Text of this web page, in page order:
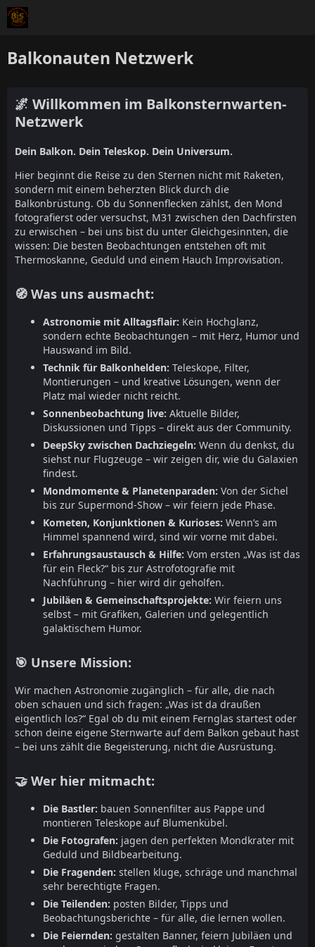
Balkonauten Netzwerk
🌌 Willkommen im Balkonsternwarten-
Netzwerk
Dein Balkon. Dein Teleskop. Dein Universum.
Hier beginnt die Reise zu den Sternen nicht mit Raketen,
sondern mit einem beherzten Blick durch die
Balkonbrüstung. Ob du Sonnenflecken zählst, den Mond
fotografierst oder versuchst, M31 zwischen den Dachfirsten
zu erwischen – bei uns bist du unter Gleichgesinnten, die
wissen: Die besten Beobachtungen entstehen oft mit
Thermoskanne, Geduld und einem Hauch Improvisation.
🧭 Was uns ausmacht:
Astronomie mit Alltagsflair: Kein Hochglanz,
sondern echte Beobachtungen – mit Herz, Humor und
Hauswand im Bild.
Technik für Balkonhelden: Teleskope, Filter,
Montierungen – und kreative Lösungen, wenn der
Platz mal wieder nicht reicht.
Sonnenbeobachtung live: Aktuelle Bilder,
Diskussionen und Tipps – direkt aus der Community.
DeepSky zwischen Dachziegeln: Wenn du denkst, du
siehst nur Flugzeuge – wir zeigen dir, wie du Galaxien
findest.
Mondmomente & Planetenparaden: Von der Sichel
bis zur Supermond-Show – wir feiern jede Phase.
Kometen, Konjunktionen & Kurioses: Wenn’s am
Himmel spannend wird, sind wir vorne mit dabei.
Erfahrungsaustausch & Hilfe: Vom ersten „Was ist das
für ein Fleck?“ bis zur Astrofotografie mit
Nachführung – hier wird dir geholfen.
Jubiläen & Gemeinschaftsprojekte: Wir feiern uns
selbst – mit Grafiken, Galerien und gelegentlich
galaktischem Humor.
🎯 Unsere Mission:
Wir machen Astronomie zugänglich – für alle, die nach
oben schauen und sich fragen: „Was ist da draußen
eigentlich los?“ Egal ob du mit einem Fernglas startest oder
schon deine eigene Sternwarte auf dem Balkon gebaut hast
– bei uns zählt die Begeisterung, nicht die Ausrüstung.
🤝 Wer hier mitmacht:
Die Bastler: bauen Sonnenfilter aus Pappe und
montieren Teleskope auf Blumenkübel.
Die Fotografen: jagen den perfekten Mondkrater mit
Geduld und Bildbearbeitung.
Die Fragenden: stellen kluge, schräge und manchmal
sehr berechtigte Fragen.
Die Teilenden: posten Bilder, Tipps und
Beobachtungsberichte – für alle, die lernen wollen.
Die Feiernden: gestalten Banner, feiern Jubiläen und